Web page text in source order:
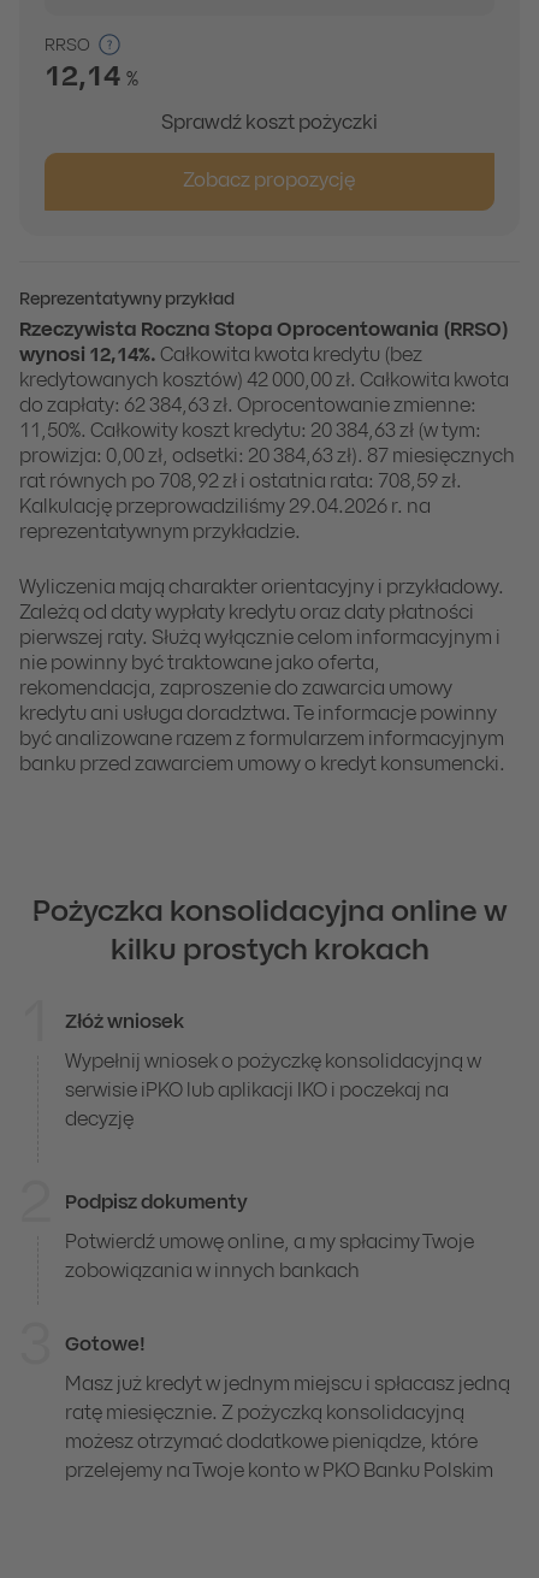
RRSO
12,14 %
Sprawdź koszt pożyczki
Zobacz propozycję
Reprezentatywny przykład
Rzeczywista Roczna Stopa Oprocentowania (RRSO)
wynosi 12,14%. Całkowita kwota kredytu (bez
kredytowanych kosztów) 42 000,00 zł. Całkowita kwota
do zapłaty: 62 384,63 zł. Oprocentowanie zmienne:
11,50%. Całkowity koszt kredytu: 20 384,63 zł (w tym:
prowizja: 0,00 zł, odsetki: 20 384,63 zł). 87 miesięcznych
rat równych po 708,92 zł i ostatnia rata: 708,59 zł.
Kalkulację przeprowadziliśmy 29.04.2026 r. na
reprezentatywnym przykładzie.
Wyliczenia mają charakter orientacyjny i przykładowy.
Zależą od daty wypłaty kredytu oraz daty płatności
pierwszej raty. Służą wyłącznie celom informacyjnym i
nie powinny być traktowane jako oferta,
rekomendacja, zaproszenie do zawarcia umowy
kredytu ani usługa doradztwa. Te informacje powinny
być analizowane razem z formularzem informacyjnym
banku przed zawarciem umowy o kredyt konsumencki.
Pożyczka konsolidacyjna online w
kilku prostych krokach
Pożyczka konsolidacyjna w kilku prostych
Złóż wniosek
Wypełnij wniosek o pożyczkę konsolidacyjną w
serwisie iPKO lub aplikacji IKO i poczekaj na
decyzję
Podpisz dokumenty
Potwierdź umowę online, a my spłacimy Twoje
zobowiązania w innych bankach
Gotowe!
Masz już kredyt w jednym miejscu i spłacasz jedną
ratę miesięcznie. Z pożyczką konsolidacyjną
możesz otrzymać dodatkowe pieniądze, które
przelejemy na Twoje konto w PKO Banku Polskim